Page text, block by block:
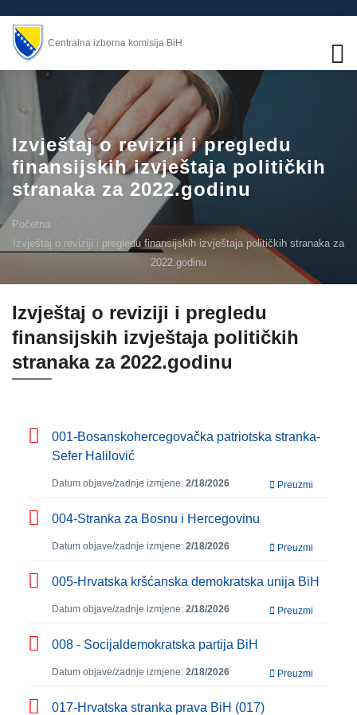
Centralna izborna komisija BiH
Izvještaj o reviziji i pregledu
finansijskih izvještaja političkih
stranaka za 2022.godinu
Početna
Izvještaj o reviziji i pregledu finansijskih izvještaja političkih stranaka za
2022.godinu
Izvještaj o reviziji i pregledu
finansijskih izvještaja političkih
stranaka za 2022.godinu
001-Bosanskohercegovačka patriotska stranka-
Sefer Halilović
Datum objave/zadnje izmjene: 2/18/2026 Preuzmi
004-Stranka za Bosnu i Hercegovinu
Datum objave/zadnje izmjene: 2/18/2026 Preuzmi
005-Hrvatska kršćanska demokratska unija BiH
Datum objave/zadnje izmjene: 2/18/2026 Preuzmi
008 - Socijaldemokratska partija BiH
Datum objave/zadnje izmjene: 2/18/2026 Preuzmi
017-Hrvatska stranka prava BiH (017)